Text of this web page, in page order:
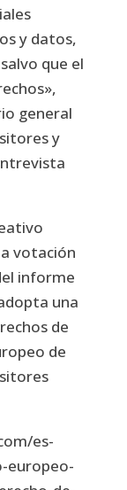
y datos,
que el
general
y
votación
informe
una
de
de
es-
europeo-